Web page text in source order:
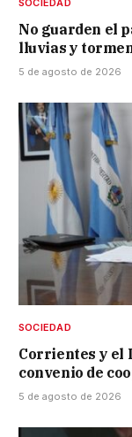
SOCIEDAD
No guarden el
lluvias y
5 de agosto de 2026
SOCIEDAD
Corrientes y el
convenio de
5 de agosto de 2026